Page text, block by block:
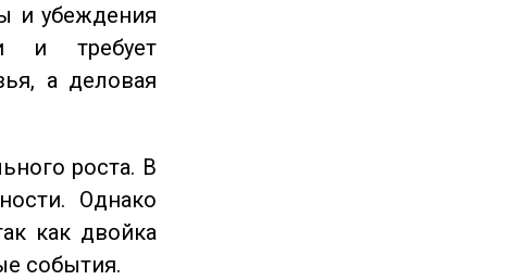
и убеждения
и требует
а деловая
роста. В
Однако
как двойка
события.